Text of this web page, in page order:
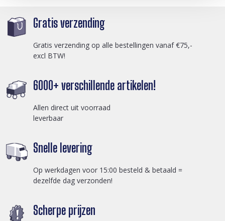
Gratis verzending
Gratis verzending op alle bestellingen vanaf €75,-
excl BTW!
6000+ verschillende artikelen!
Allen direct uit voorraad
leverbaar
Snelle levering
Op werkdagen voor 15:00 besteld & betaald =
dezelfde dag verzonden!
Scherpe prijzen